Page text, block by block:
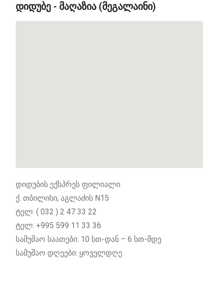
ᲓᲘᲓᲣᲑᲔ - ᲛᲐᲦᲐᲖᲘᲐ (ᲛᲔᲒᲐᲚᲐᲘᲜᲘ)
დიდუბის ექსპრეს ფილიალი
ქ. თბილისი, აგლაძის N15
ტელ: ( 032 ) 2 47 33 22
ტელ: +995 599 11 33 36
სამუშაო საათები: 10 სთ-დან – 6 სთ-მდე
სამუშაო დღეები: ყოველდღე